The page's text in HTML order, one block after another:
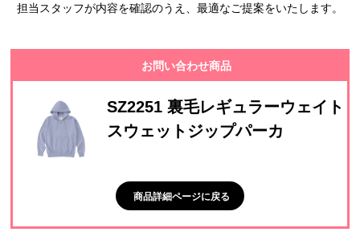
担当スタッフが内容を確認のうえ、最適なご提案をいたします。
お問い合わせ商品
SZ2251 裏毛レギュラーウェイト
スウェットジップパーカ
商品詳細ページに戻る